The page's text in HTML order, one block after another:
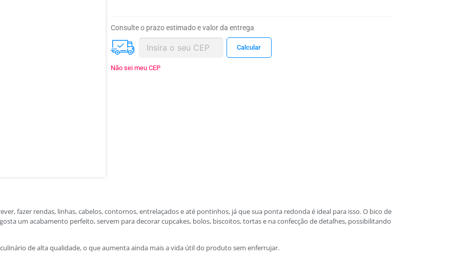
Consulte o prazo estimado e valor da entrega
Não sei meu CEP
fazer rendas, linhas, cabelos, contornos, entrelaçados e até pontinhos, já que sua ponta redonda é ideal para isso. O bico de
um acabamento perfeito, servem para decorar cupcakes, bolos, biscoitos, tortas e na confecção de detalhes, possibilitando
de alta qualidade, o que aumenta ainda mais a vida útil do produto sem enferrujar.